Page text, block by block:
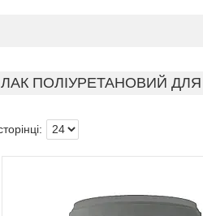
ЛАК ПОЛІУРЕТАНОВИЙ ДЛЯ